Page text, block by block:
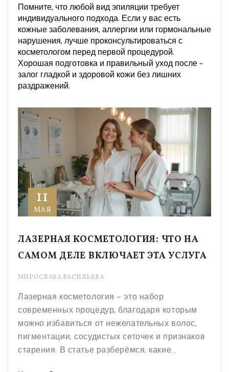
Помните, что любой вид эпиляции требует
индивидуального подхода. Если у вас есть
кожные заболевания, аллергии или гормональные
нарушения, лучше проконсультироваться с
косметологом перед первой процедурой.
Хорошая подготовка и правильный уход после –
залог гладкой и здоровой кожи без лишних
раздражений.
11
МАЯ
ЛАЗЕРНАЯ КОСМЕТОЛОГИЯ: ЧТО НА
САМОМ ДЕЛЕ ВКЛЮЧАЕТ ЭТА УСЛУГА
МИРОСЛАВА ВАСИЛЬЕВА
Лазерная косметология — это набор
современных процедур, благодаря которым
можно избавиться от нежелательных волос,
пигментации, сосудистых сеточек и признаков
старения. В статье разберёмся, какие